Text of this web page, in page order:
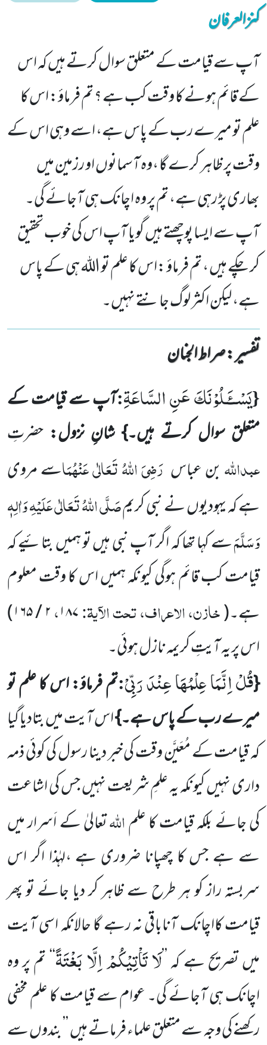
کنزالعرفان
آپ سے قیامت کے متعلق سوال کرتے ہیں کہ اس
کے قائم ہونے کا وقت کب ہے ؟ تم فرماؤ: اس کا
علم تو میرے رب کے پاس ہے، اسے وہی اس کے
وقت پر ظاہر کرے گا ،وہ آسمانوں او رزمین میں
بھاری پڑ رہی ہے، تم پر وہ اچانک ہی آجائے گی۔
آپ سے ایسا پوچھتے ہیں گویا آپ اس کی خوب تحقیق
کر چکے ہیں ، تم فرماؤ :اس کا علم تو اللہ ہی کے پاس
ہے، لیکن اکثر لوگ جانتے نہیں۔
تفسیر : ‎صراط الجنان
{یَسْــٴَـلُوْنَكَ عَنِ السَّاعَةِ:آپ سے قیامت کے
متعلق سوال کرتے ہیں۔} شانِ نزول: حضرتِ
عبداللہبن عباس رَضِیَ اللہُ تَعَالٰی عَنْہُمَاسے مروی
ہے کہ یہودیوں نے نبی کریمصَلَّی اللہُ تَعَالٰی عَلَیْہِ وَاٰلِہٖ
وَسَلَّمَسے کہا تھا کہ اگر آپ نبی ہیں تو ہمیں بتائیے کہ
قیامت کب قائم ہوگی کیونکہ ہمیں اس کا وقت معلوم
ہے۔(خازن، الاعراف، تحت الآیۃ:۱۸۷،۲/۱۶۵)
اس پر یہ آیتِ کریمہ نازل ہوئی۔
{قُلْ اِنَّمَا عِلْمُهَا عِنْدَ رَبِّیْ:تم فرماؤ: اس کا علم تو
میرے رب کے پاس ہے۔}اس آیت میں بتادیا گیا
کہ قیامت کے مُعَیَّن وقت کی خبر دینا رسول کی کوئی ذمہ
داری نہیں کیونکہ یہ علمِ شریعت نہیں جس کی اشاعت
کی جائے بلکہ قیامت کا علماللہتعالیٰ کے اَسرار میں
سے ہے جس کا چھپانا ضروری ہے ،لہٰذا اگر اس
سربستہ راز کو ہر طرح سے ظاہر کر دیا جائے تو پھر
قیامت کااچانک آناباقی نہ رہے گا حالانکہ اسی آیت
میں تصریح ہے کہ ’’لَا تَاْتِیْكُمْ اِلَّا بَغْتَةً‘‘ تم پر وہ
اچانک ہی آجائےگی۔ عوام سے قیامت کا علم مخفی
رکھنے کی وجہ سے متعلق علماء فرماتے ہیں ’’ بندوں سے